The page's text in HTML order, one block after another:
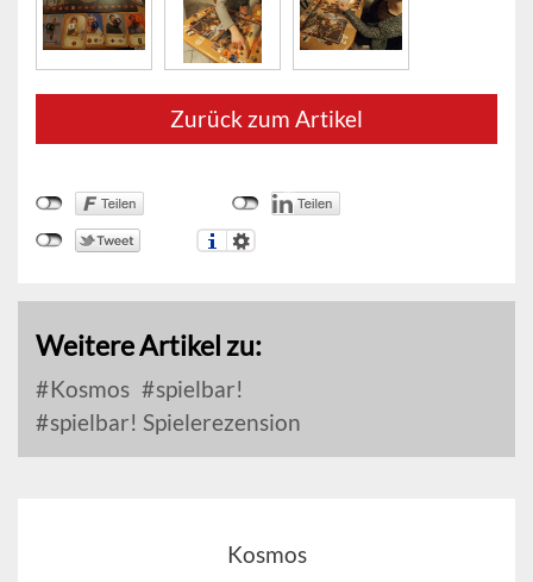
Zurück zum Artikel
Weitere Artikel zu:
Kosmos
spielbar!
spielbar! Spielerezension
Kosmos